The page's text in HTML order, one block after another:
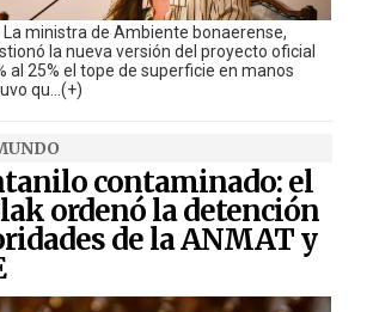
La ministra de Ambiente bonaerense,
la nueva versión del proyecto oficial
al 25% el tope de superficie en manos
qu...(+)
contaminado: el
ordenó la detención
de la ANMAT y